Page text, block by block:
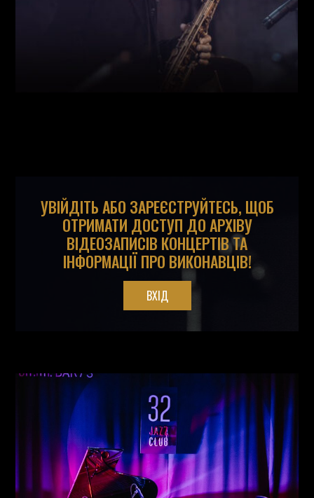
УВІЙДІТЬ АБО ЗАРЕЄСТРУЙТЕСЬ, ЩОБ
ОТРИМАТИ ДОСТУП ДО АРХІВУ
ВІДЕОЗАПИСІВ КОНЦЕРТІВ ТА
ІНФОРМАЦІЇ ПРО ВИКОНАВЦІВ!
ВХІД